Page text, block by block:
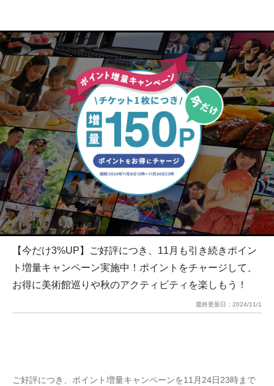
【今だけ3%UP】ご好評につき、11月も引き続きポイン
ト増量キャンペーン実施中！ポイントをチャージして、
お得に美術館巡りや秋のアクティビティを楽しもう！
最終更新日： 2024/11/1
ご好評につき、ポイント増量キャンペーンを11月24日23時まで